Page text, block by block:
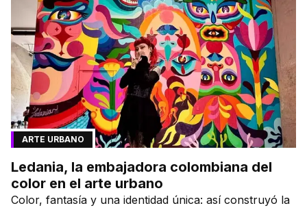
ARTE URBANO
Ledania, la embajadora colombiana del
color en el arte urbano
Color, fantasía y una identidad única: así construyó la